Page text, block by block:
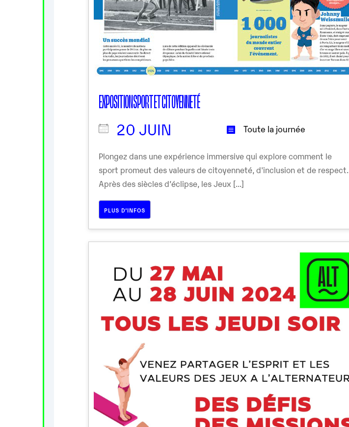
EXPOSITION SPORT ET CITOYENNETÉ
20 JUIN Toute la journée
Plongez dans une expérience immersive qui explore comment le
sport promeut des valeurs de citoyenneté, d'inclusion et de respect.
Après des siècles d’éclipse, les Jeux [...]
PLUS D’INFOS